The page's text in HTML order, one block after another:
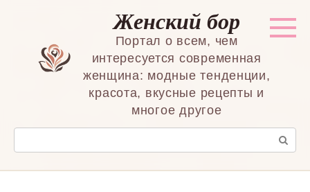
Женский бор
Портал о всем, чем
интересуется современная
женщина: модные тенденции,
красота, вкусные рецепты и
многое другое
Поиск: